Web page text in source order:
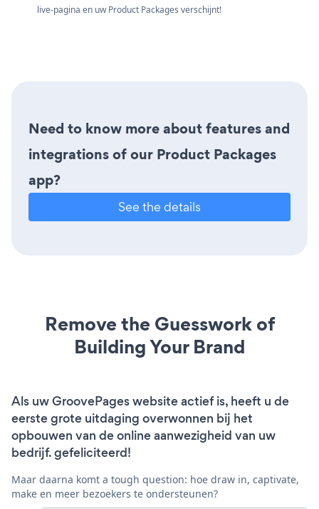
live-pagina en uw Product Packages verschijnt!
Need to know more about features and
integrations of our Product Packages
app?
See the details
Remove the Guesswork of
Building Your Brand
Als uw GroovePages website actief is, heeft u de
eerste grote uitdaging overwonnen bij het
opbouwen van de online aanwezigheid van uw
bedrijf. gefeliciteerd!
Maar daarna komt a tough question: hoe draw in, captivate,
make en meer bezoekers te ondersteunen?